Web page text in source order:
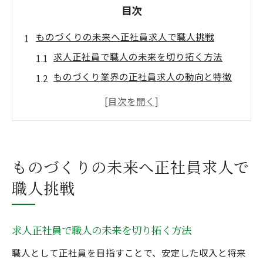
目次
ものづくりの未来へ正社員求人で職人挑戦
求人正社員で職人の未来を切り拓く方法
ものづくり業界の正社員求人の動向と特徴
未経験から職人に転身できる求人正社員の
専門技術が身につく求人正社員の選び方ガ
イド
未経験者歓迎の求人正社員で職人技を習得
求人正社員が叶える未経験からの職人デビ
ものづくりの未来へ正社員求人で
職人挑戦
求人正社員で職人の未来を切り拓く方法
職人として正社員を目指すことで、安定した収入と将来